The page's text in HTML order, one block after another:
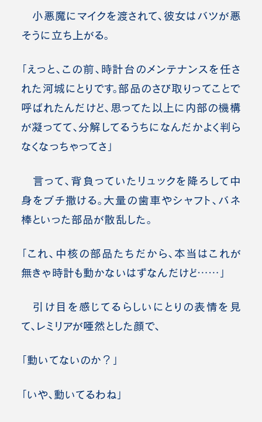
小悪魔にマイクを渡されて、彼女はバツが悪
そうに立ち上がる。
「えっと、この前、時計台のメンテナンスを任さ
れた河城にとりです。部品のさび取りってことで
呼ばれたんだけど、思ってた以上に内部の機構
が凝ってて、分解してるうちになんだかよく判ら
なくなっちゃってさ」
言って、背負っていたリュックを降ろして中
身をブチ撒ける。大量の歯車やシャフト、バネ
棒といった部品が散乱した。
「これ、中核の部品たちだから、本当はこれが
無きゃ時計も動かないはずなんだけど……」
引け目を感じてるらしいにとりの表情を見
て、レミリアが唖然とした顔で、
「動いてないのか？」
「いや、動いてるわね」